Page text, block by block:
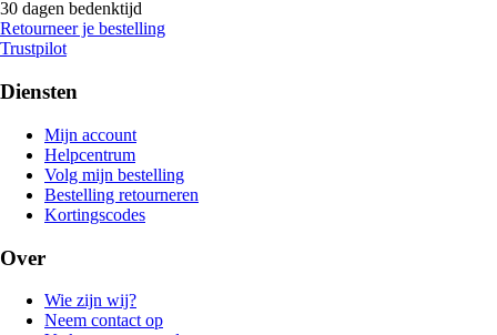
30 dagen bedenktijd
Retourneer je bestelling
Trustpilot
Diensten
Mijn account
Helpcentrum
Volg mijn bestelling
Bestelling retourneren
Kortingscodes
Over
Wie zijn wij?
Neem contact op